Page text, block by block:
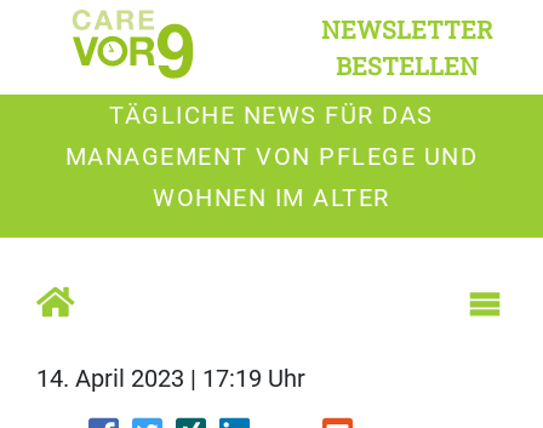
NEWSLETTER
BESTELLEN
TÄGLICHE NEWS FÜR DAS
MANAGEMENT VON PFLEGE UND
WOHNEN IM ALTER
14. April 2023 | 17:19 Uhr